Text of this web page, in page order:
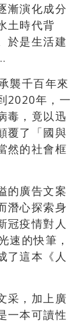
漸演化成分
土時代背
於是生活建
襲千百年來
2020年，一
毒，竟以迅
覆了「國與
然的社會框
的廣告文案
潛心探索身
冠疫情對人
速的快筆，
了這本《人
采，加上廣
一本可讀性